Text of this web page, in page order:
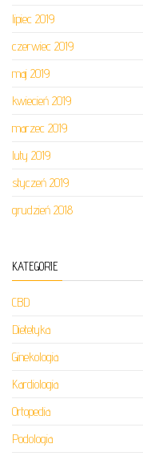
lipiec 2019
czerwiec 2019
maj 2019
kwiecień 2019
marzec 2019
luty 2019
styczeń 2019
grudzień 2018
KATEGORIE
CBD
Dietetyka
Ginekologia
Kardiologia
Ortopedia
Podologia